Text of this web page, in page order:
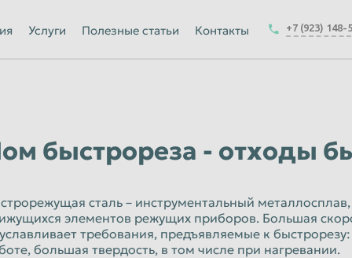
Йошкар-Ола
Курск
Москва
Набережные Челны
Услуги Полезные статьи Контакты +7 (923) 148-
быстрореза - отходы
сталь – инструментальный
элементов режущих приборов. Большая
требования, предъявляемые к
большая твердость, в том числе при нагревании.